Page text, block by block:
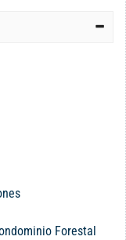
Forestal